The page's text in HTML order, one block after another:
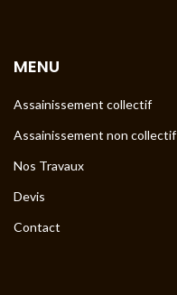
MENU
Assainissement collectif
Assainissement non collectif
Nos Travaux
Devis
Contact